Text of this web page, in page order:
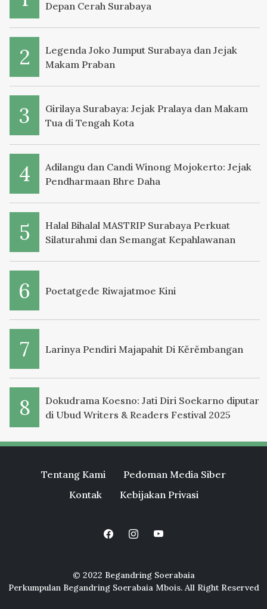
Depan Cerah Surabaya
Legenda Joko Jumput Surabaya dan Jejak
Makam Praban
Girilaya Surabaya: Jejak Pralaya dan Makam
Tua di Tengah Kota
Adilangu dan Candi Winong Mojokerto: Jejak
Pendharmaan Bhre Daha
Halal Bihalal MASTRIP Surabaya Perkuat
Silaturahmi dan Semangat Kepahlawanan
Poetatgede Riwajatmoe Kini
Larinya Pendiri Majapahit Di Kěrěmbangan
Dokudrama Koesno: Jati Diri Soekarno diputar
di Ubud Writers & Readers Festival 2025
Tentang Kami
Pedoman Media Siber
Kontak
Kebijakan Privasi
© 2022 Begandring Soerabaia
Perkumpulan Begandring Soerabaia Mbois. All Right Reserved